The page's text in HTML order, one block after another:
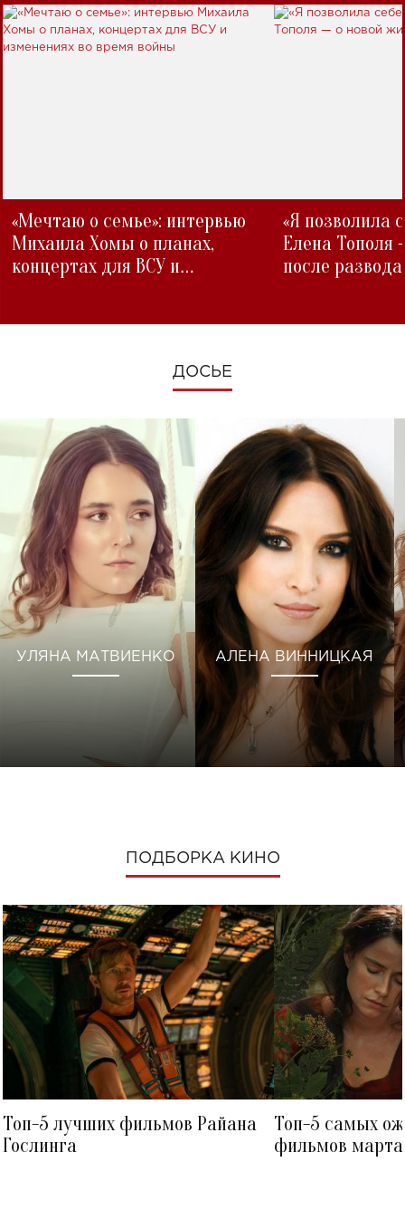
«Мечтаю о семье»: интервью
Михаила Хомы о планах,
концертах для ВСУ и
«Я позволила
Елена Тополя
после развода
ДОСЬЕ
УЛЯНА МАТВИЕНКО АЛЕНА ВИННИЦКАЯ
ПОДБОРКА КИНО
Топ-5 лучших фильмов Райана
Гослинга
Топ-5 самых
фильмов